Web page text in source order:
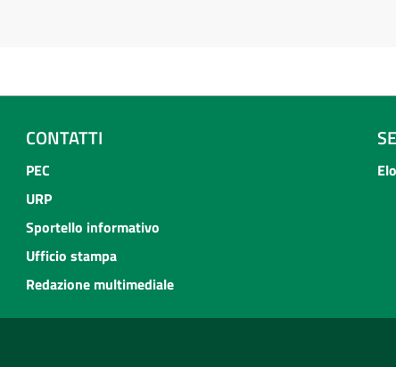
CONTATTI
PEC
URP
Sportello informativo
Ufficio stampa
Redazione multimediale